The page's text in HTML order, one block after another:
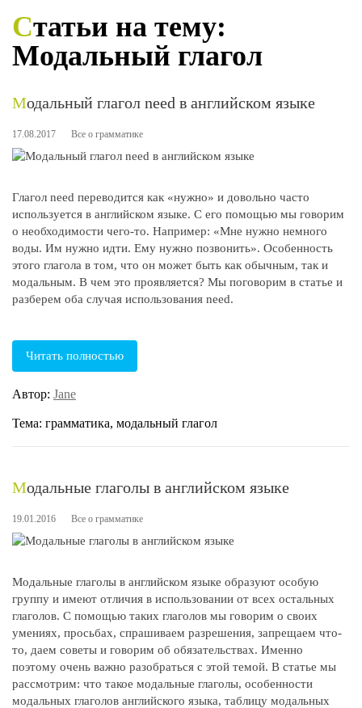
Статьи на тему:
Модальный глагол
Модальный глагол need в английском языке
17.08.2017 Все о грамматике
Глагол need переводится как «нужно» и довольно часто
используется в английском языке. С его помощью мы говорим
о необходимости чего-то. Например: «Мне нужно немного
воды. Им нужно идти. Ему нужно позвонить». Особенность
этого глагола в том, что он может быть как обычным, так и
модальным. В чем это проявляется? Мы поговорим в статье и
разберем оба случая использования need.
Читать полностью
Автор: Jane
Тема: грамматика, модальный глагол
Модальные глаголы в английском языке
19.01.2016 Все о грамматике
Модальные глаголы в английском языке образуют особую
группу и имеют отличия в использовании от всех остальных
глаголов. С помощью таких глаголов мы говорим о своих
умениях, просьбах, спрашиваем разрешения, запрещаем что-
то, даем советы и говорим об обязательствах. Именно
поэтому очень важно разобраться с этой темой. В статье мы
рассмотрим: что такое модальные глаголы, особенности
модальных глаголов английского языка, таблицу модальных